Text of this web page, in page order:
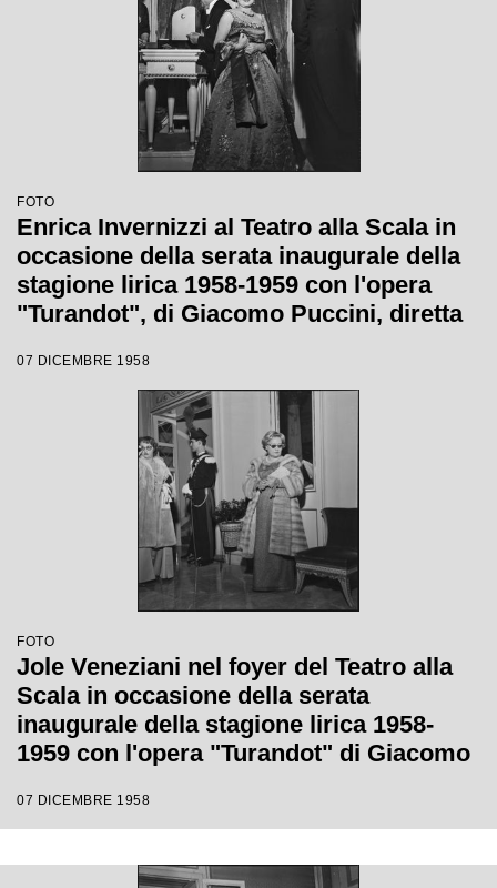
FOTO
Enrica Invernizzi al Teatro alla Scala in
occasione della serata inaugurale della
stagione lirica 1958-1959 con l'opera
"Turandot", di Giacomo Puccini, diretta
Margherita Wallmann
07 DICEMBRE 1958
FOTO
Jole Veneziani nel foyer del Teatro alla
Scala in occasione della serata
inaugurale della stagione lirica 1958-
1959 con l'opera "Turandot" di Giacomo
regia di Margherita Walmann
07 DICEMBRE 1958